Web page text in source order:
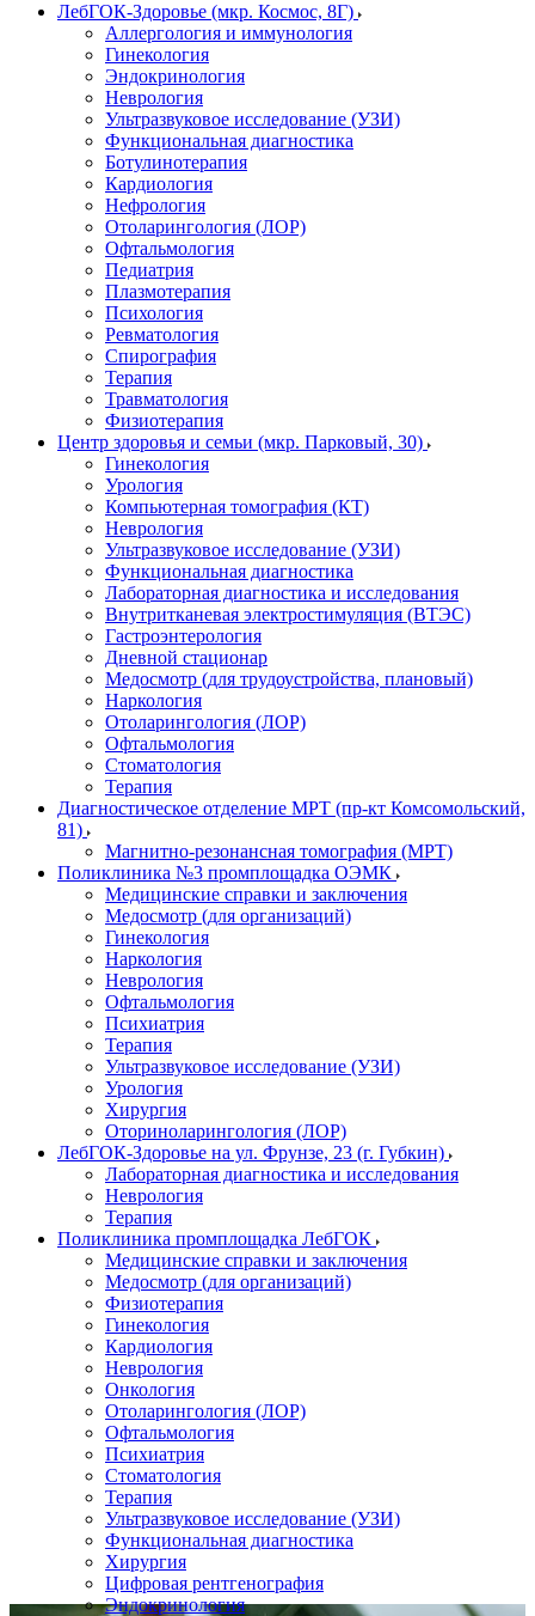
ЛебГОК-Здоровье (мкр. Космос, 8Г)
Аллергология и иммунология
Гинекология
Эндокринология
Неврология
Ультразвуковое исследование (УЗИ)
Функциональная диагностика
Ботулинотерапия
Кардиология
Нефрология
Отоларингология (ЛОР)
Офтальмология
Педиатрия
Плазмотерапия
Психология
Ревматология
Спирография
Терапия
Травматология
Физиотерапия
Центр здоровья и семьи (мкр. Парковый, 30)
Гинекология
Урология
Компьютерная томография (КТ)
Неврология
Ультразвуковое исследование (УЗИ)
Функциональная диагностика
Лабораторная диагностика и исследования
Внутритканевая электростимуляция (ВТЭС)
Гастроэнтерология
Дневной стационар
Медосмотр (для трудоустройства, плановый)
Наркология
Отоларингология (ЛОР)
Офтальмология
Стоматология
Терапия
Диагностическое отделение МРТ (пр-кт Комсомольский,
81)
Магнитно-резонансная томография (МРТ)
Поликлиника №3 промплощадка ОЭМК
Медицинские справки и заключения
Медосмотр (для организаций)
Гинекология
Наркология
Неврология
Офтальмология
Психиатрия
Терапия
Ультразвуковое исследование (УЗИ)
Урология
Хирургия
Оториноларингология (ЛОР)
ЛебГОК-Здоровье на ул. Фрунзе, 23 (г. Губкин)
Лабораторная диагностика и исследования
Неврология
Терапия
Поликлиника промплощадка ЛебГОК
Медицинские справки и заключения
Медосмотр (для организаций)
Физиотерапия
Гинекология
Кардиология
Неврология
Онкология
Отоларингология (ЛОР)
Офтальмология
Психиатрия
Стоматология
Терапия
Ультразвуковое исследование (УЗИ)
Функциональная диагностика
Хирургия
Цифровая рентгенография
Эндокринология